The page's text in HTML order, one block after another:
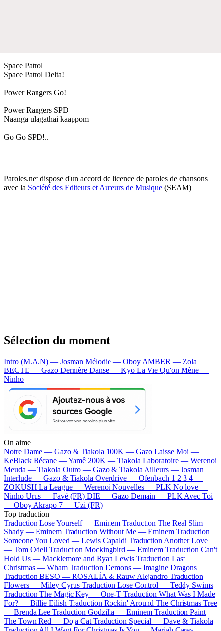
Space Patrol
Space Patrol Delta!
Power Rangers Go!
Power Rangers SPD
Naanga ulagathai kaappom
Go Go SPD!..
Paroles.net dispose d'un accord de licence de paroles de chansons
avec la Société des Editeurs et Auteurs de Musique (SEAM)
Sélection du moment
Intro (M.A.N) — Josman Mélodie — Oboy AMBER — Zola
BECTE — Gazo Dernière Danse — Kyo La Vie Qu'on Mène —
Ninho
On aime
Notre Dame — Gazo & Tiakola 100K — Gazo Laisse Moi —
KeBlack Bécane —Yamê 200K — Tiakola Laboratoire — Werenoi
Meuda — Tiakola Outro — Gazo & Tiakola Ailleurs — Josman
Interlude — Gazo & Tiakola Overdrive — Ofenbach 1 2 3 4 —
ZOKUSH La League — Werenoi Nouvelles — PLK No love —
Ninho Urus — Favé (FR) DIE — Gazo Demain — PLK Avec Toi
— Oboy Akrapo 7 — Uzi (FR)
Top traduction
Traduction Lose Yourself — Eminem Traduction The Real Slim
Shady — Eminem Traduction Without Me — Eminem Traduction
Someone You Loved — Lewis Capaldi Traduction Another Love
— Tom Odell Traduction Mockingbird — Eminem Traduction Can't
Hold Us — Macklemore and Ryan Lewis Traduction Last
Christmas — Wham Traduction Demons — Imagine Dragons
Traduction BESO — ROSALÍA & Rauw Alejandro Traduction
Flowers — Miley Cyrus Traduction Lose Control — Teddy Swims
Traduction The Magic Key — One-T Traduction What Was I Made
For? — Billie Eilish Traduction Rockin' Around The Christmas Tree
— Brenda Lee Traduction Godzilla — Eminem Traduction Paint
The Town Red — Doja Cat Traduction Special — Dave & Tiakola